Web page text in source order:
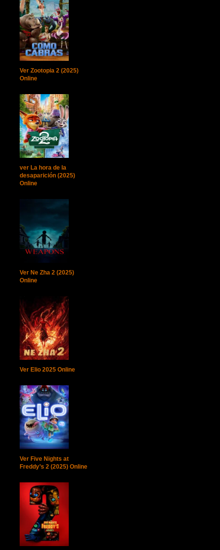
Ver Zootopia 2 (2025)
Online
ver La hora de la
desaparición (2025)
Online
Ver Ne Zha 2 (2025)
Online
Ver Elio 2025 Online
Ver Five Nights at
Freddy’s 2 (2025) Online